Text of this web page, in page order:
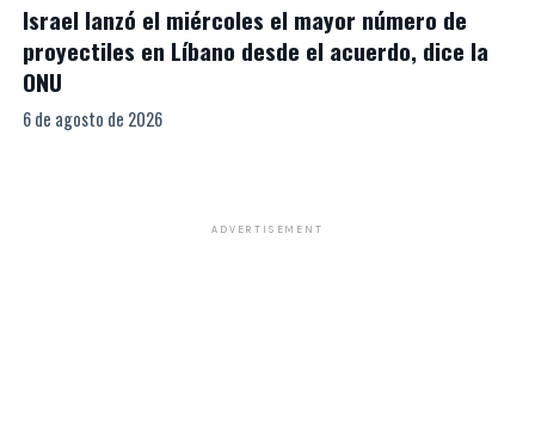
Israel lanzó el miércoles el mayor número de
proyectiles en Líbano desde el acuerdo, dice la
ONU
6 de agosto de 2026
ADVERTISEMENT